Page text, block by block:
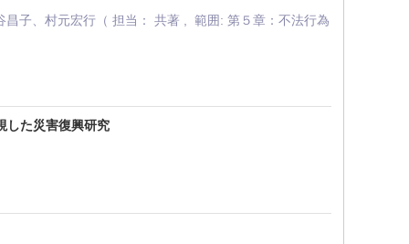
子、村元宏行（ 担当： 共著 , 範囲: 第５章：不法行為
した災害復興研究